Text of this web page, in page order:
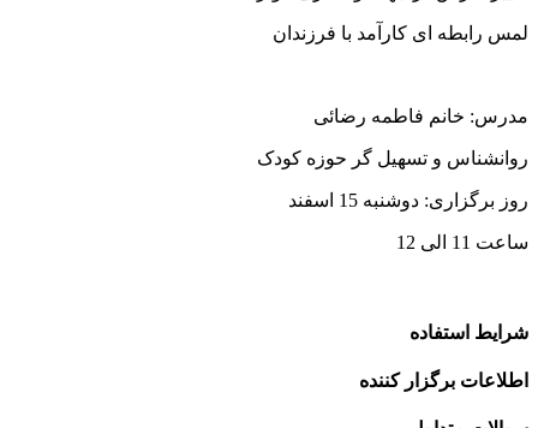
رابطه ای کارآمد با فرزندان
خانم فاطمه رضائی
و تسهیل گر حوزه کودک
برگزاری: دوشنبه 15 اسفند
11 الی 12
استفاده
برگزار کننده